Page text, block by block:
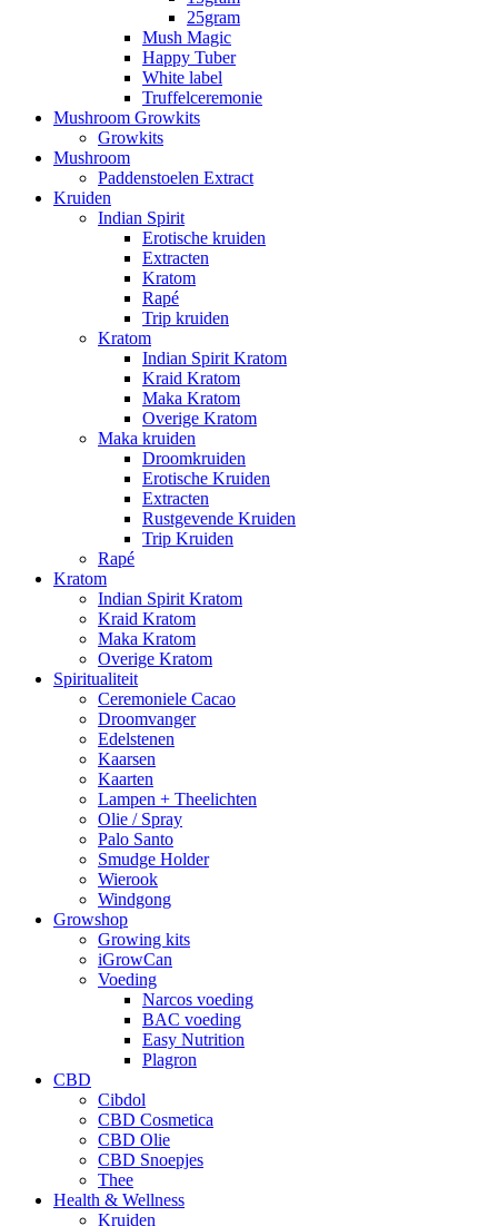
25gram
Mush Magic
Happy Tuber
White label
Truffelceremonie
Mushroom Growkits
Growkits
Mushroom
Paddenstoelen Extract
Kruiden
Indian Spirit
Erotische kruiden
Extracten
Kratom
Rapé
Trip kruiden
Kratom
Indian Spirit Kratom
Kraid Kratom
Maka Kratom
Overige Kratom
Maka kruiden
Droomkruiden
Erotische Kruiden
Extracten
Rustgevende Kruiden
Trip Kruiden
Rapé
Kratom
Indian Spirit Kratom
Kraid Kratom
Maka Kratom
Overige Kratom
Spiritualiteit
Ceremoniele Cacao
Droomvanger
Edelstenen
Kaarsen
Kaarten
Lampen + Theelichten
Olie / Spray
Palo Santo
Smudge Holder
Wierook
Windgong
Growshop
Growing kits
iGrowCan
Voeding
Narcos voeding
BAC voeding
Easy Nutrition
Plagron
CBD
Cibdol
CBD Cosmetica
CBD Olie
CBD Snoepjes
Thee
Health & Wellness
Kruiden